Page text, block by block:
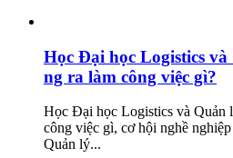
Học Đại học Logistics
ng ra làm công việc gì?
Học Đại học Logistics và Quản
công việc gì, cơ hội nghề
Quản lý...